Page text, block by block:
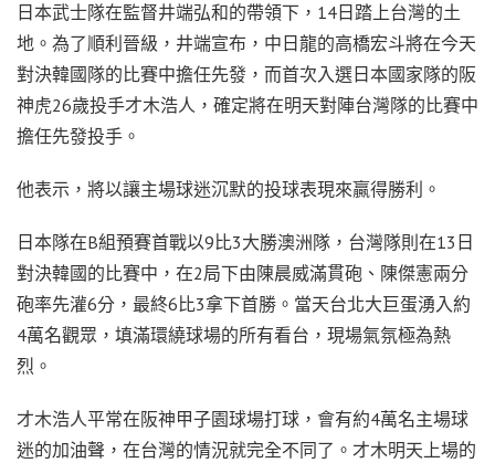
日本武士隊在監督井端弘和的帶領下，14日踏上台灣的土
地。為了順利晉級，井端宣布，中日龍的高橋宏斗將在今天
對決韓國隊的比賽中擔任先發，而首次入選日本國家隊的阪
神虎26歲投手才木浩人，確定將在明天對陣台灣隊的比賽中
擔任先發投手。
他表示，將以讓主場球迷沉默的投球表現來贏得勝利。
日本隊在B組預賽首戰以9比3大勝澳洲隊，台灣隊則在13日
對決韓國的比賽中，在2局下由陳晨威滿貫砲、陳傑憲兩分
砲率先灌6分，最終6比3拿下首勝。當天台北大巨蛋湧入約
4萬名觀眾，填滿環繞球場的所有看台，現場氣氛極為熱
烈。
才木浩人平常在阪神甲子園球場打球，會有約4萬名主場球
迷的加油聲，在台灣的情況就完全不同了。才木明天上場的